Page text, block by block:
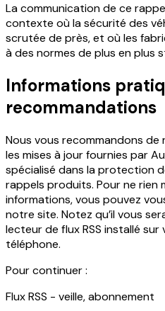
La communication de ce
contexte où la sécurité des
scrutée de près, et où les
à des normes de plus en plus
Informations
recommandations
Nous vous recommandons
les mises à jour fournies par
spécialisé dans la protection
rappels produits. Pour ne rien
informations, vous pouvez
notre site. Notez qu’il vous
lecteur de flux RSS installé
téléphone.
Pour continuer:
Flux RSS - veille, abonnement